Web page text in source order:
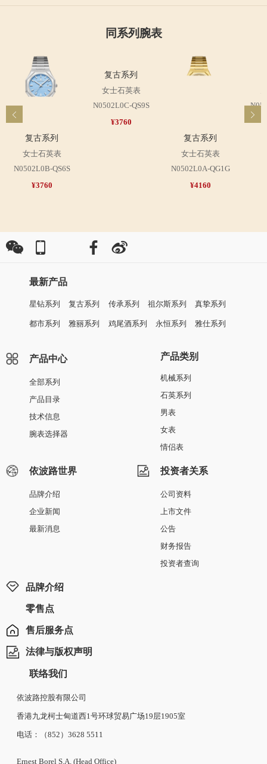
同系列腕表
复古系列
女士石英表
N0502L0B-QS6S
¥3760
复古系列
女士石英表
N0502L0C-QS9S
¥3760
复古系列
女士石英表
N0502L0A-QG1G
¥4160
最新产品
星钻系列 复古系列 传承系列 祖尔斯系列 真挚系列
都市系列 雅丽系列 鸡尾酒系列 永恒系列 雅仕系列
产品中心
全部系列
产品目录
技术信息
腕表选择器
产品类别
机械系列
石英系列
男表
女表
情侣表
依波路世界
品牌介绍
企业新闻
最新消息
投资者关系
公司资料
上市文件
公告
财务报告
投资者查询
品牌介绍
零售点
售后服务点
法律与版权声明
联络我们
依波路控股有限公司
香港九龙柯士甸道西1号环球贸易广场19层1905室
电话：（852）3628 5511
Ernest Borel S.A. (Head Office)